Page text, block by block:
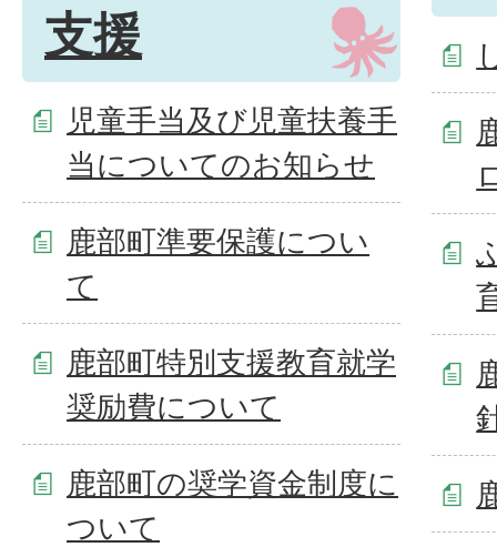
支援
児童手当及び児童扶養手
当についてのお知らせ
鹿部町準要保護につい
て
鹿部町特別支援教育就学
奨励費について
鹿部町の奨学資金制度に
ついて